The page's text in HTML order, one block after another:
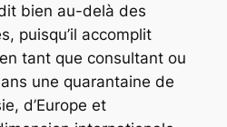
bien au-delà des
puisqu’il accomplit
tant que consultant ou
une quarantaine de
d’Europe et